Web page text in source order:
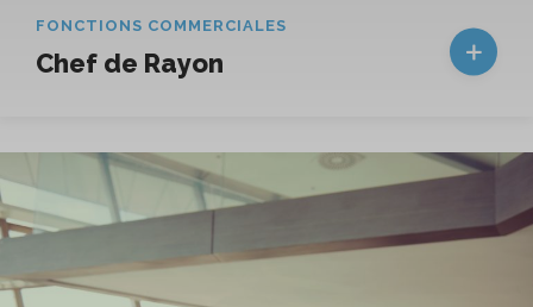
FONCTIONS COMMERCIALES
Chef de Rayon